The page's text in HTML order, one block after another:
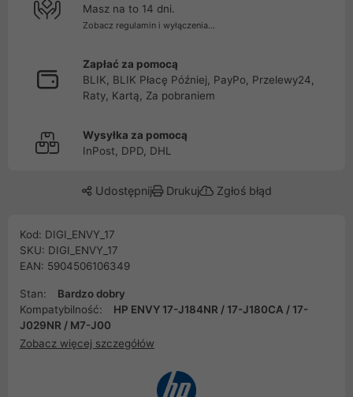
Masz na to 14 dni.
Zobacz regulamin i wyłączenia...
Zapłać za pomocą
BLIK, BLIK Płacę Później, PayPo, Przelewy24,
Raty, Kartą, Za pobraniem
Wysyłka za pomocą
InPost, DPD, DHL
Udostępnij Drukuj Zgłoś błąd
Kod: DIGI_ENVY_17
SKU: DIGI_ENVY_17
EAN: 5904506106349
Stan:
Bardzo dobry
Kompatybilność:
HP ENVY 17-J184NR / 17-J180CA / 17-
J029NR / M7-J00
Zobacz więcej szczegółów